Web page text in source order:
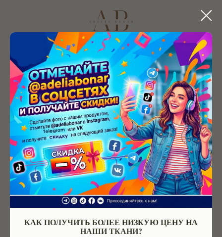
КАТАЛОГ
КАК ПОЛУЧИТЬ БОЛЕЕ НИЗКУЮ ЦЕНУ НА
НАШИ ТКАНИ?Штапель
Дак и линенс
Хлопок и лён
Трикотаж
Вафельное и
махорвое полотно
Муслин
ЭКО-Ткани
Сатин и поплин
Все товары